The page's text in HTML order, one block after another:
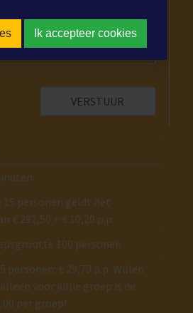
15 personen geldt het
€ 292,50 + € 10,20 p.p.
100 personen
personen: € 29,70 p.p. Willen
voor jullie groep is de
per groep!
Ik accepteer cookies